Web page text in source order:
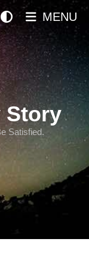
Story
Satisfied.
MENU